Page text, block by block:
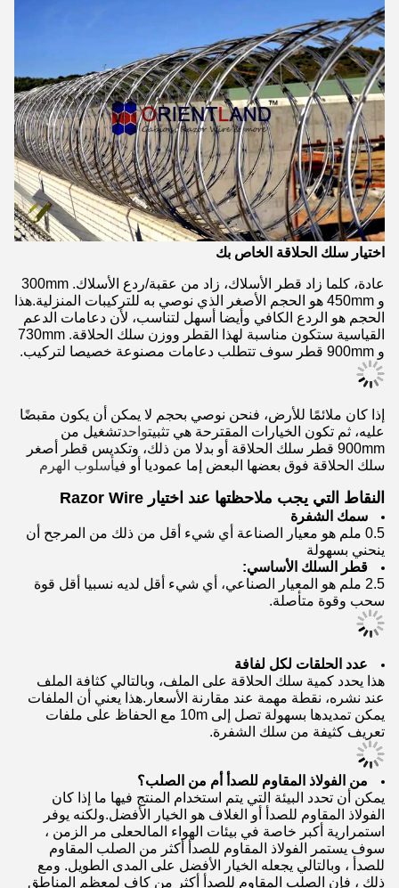
اختيار سلك الحلاقة الخاص بك
عادة، كلما زاد قطر الأسلاك، زاد من عقبة/ردع الأسلاك. 300mm
و 450mm هو الحجم الأصغر الذي نوصي به للتركيبات المنزلية.هذا
الحجم هو الردع الكافي وأيضا أسهل لتناسب، لأن دعامات الدعم
القياسية ستكون مناسبة لهذا القطر ووزن سلك الحلاقة. 730mm
و 900mm قطر سوف تتطلب دعامات مصنوعة خصيصا لتركيب.
إذا كان ملائمًا للأرض، فنحن نوصي بحجم لا يمكن أن يكون مقبضًا
عليه، ثم تكون الخيارات المقترحة هي تثبيتواحدتشغيل من
900mm قطر سلك الحلاقة أو بدلا من ذلك، وتكديس قطر أصغر
سلك الحلاقة فوق بعضها البعض إما عموديا أو فيأسلوب الهرم
النقاط التي يجب ملاحظتها عند اختيار Razor Wire
سمك الشفرة
0.5 ملم هو معيار الصناعة أي شيء أقل من ذلك من المرجح أن
ينحني بسهولة
قطر السلك الأساسي:
2.5 ملم هو المعيار الصناعي، أي شيء أقل لديه نسبيا أقل قوة
سحب وقوة متأصلة.
عدد الحلقات لكل لفافة
هذا يحدد كمية سلك الحلاقة على الملف، وبالتالي كثافة الملف
عند نشره، نقطة مهمة عند مقارنة الأسعار.هذا يعني أن الملفات
يمكن تمديدها بسهولة تصل إلى 10m مع الحفاظ على ملفات
تعريف كثيفة من سلك الشفرة.
من الفولاذ المقاوم للصدأ أم من الصلب؟
يمكن أن تحدد البيئة التي يتم استخدام المنتج فيها ما إذا كان
الفولاذ المقاوم للصدأ أو الغلاف هو الخيار الأفضل.ولكنه يوفر
استمرارية أكبر خاصة في بيئات الهواء المالحعلى مر الزمن ،
سوف يستمر الفولاذ المقاوم للصدأ أكثر من الصلب المقاوم
للصدأ ، وبالتالي يجعله الخيار الأفضل على المدى الطويل. ومع
ذلك ، فإن الصلب المقاوم للصدأ أكثر من كافٍ لمعظم المناطق